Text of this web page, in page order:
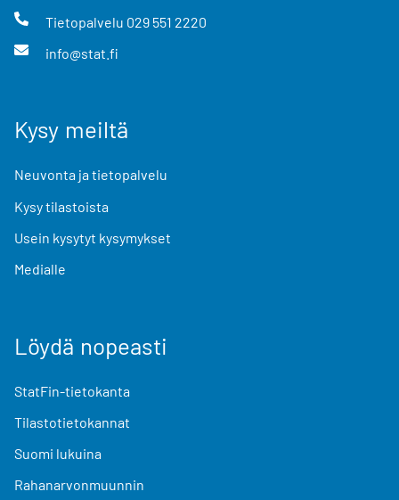
Tietopalvelu 029 551 2220
info@stat.fi
Kysy meiltä
Neuvonta ja tietopalvelu
Kysy tilastoista
Usein kysytyt kysymykset
Medialle
Löydä nopeasti
StatFin-tietokanta
Tilastotietokannat
Suomi lukuina
Rahanarvonmuunnin